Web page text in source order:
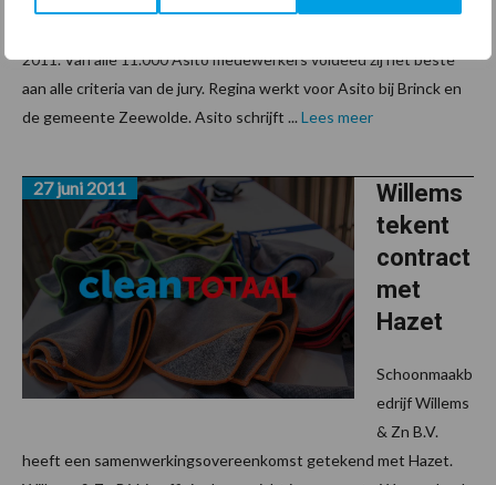
2011. Van alle 11.000 Asito medewerkers voldeed zij het beste
aan alle criteria van de jury. Regina werkt voor Asito bij Brinck en
de gemeente Zeewolde. Asito schrijft ...Lees meer
Willems
tekent
contract
met
Hazet
27 juni 2011
Schoonmaakb
edrijf Willems
& Zn B.V.
heeft een samenwerkingsovereenkomst getekend met Hazet.